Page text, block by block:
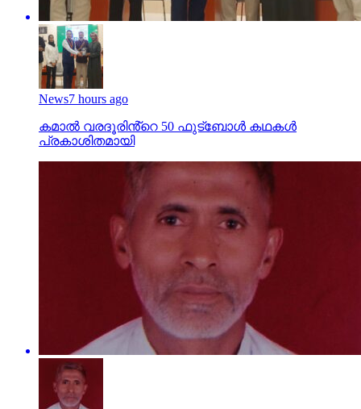
News7 hours ago
കമാൽ വരദൂരിൻ്റെ 50 ഫുട്ബോൾ കഥകൾ
പ്രകാശിതമായി